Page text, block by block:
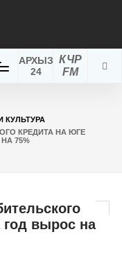
КЧР
FM
АРХЫЗ
24
КУЛЬТУРА
КРЕДИТА НА ЮГЕ
75%
год вырос на